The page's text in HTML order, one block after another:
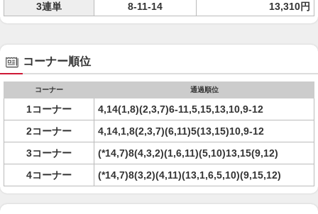
3連単
8-11-14 13,310円
コーナー順位
コーナー 通過順位
1コーナー
4,14(1,8)(2,3,7)6-11,5,15,13,10,9-12
2コーナー
4,14,1,8(2,3,7)(6,11)5(13,15)10,9-12
3コーナー
(*14,7)8(4,3,2)(1,6,11)(5,10)13,15(9,12)
4コーナー
(*14,7)8(3,2)(4,11)(13,1,6,5,10)(9,15,12)